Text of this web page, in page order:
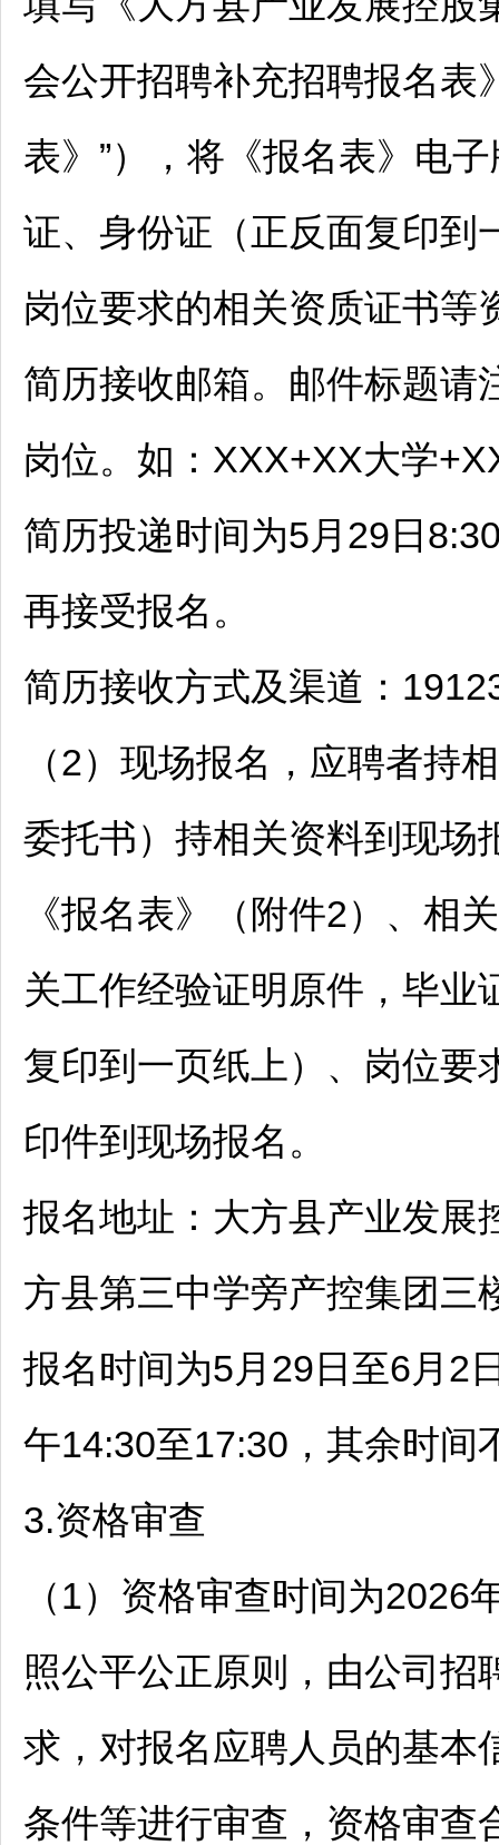
会公开招聘补充招聘报名表
表》”），将《报名表》电
证、身份证（正反面复印到
岗位要求的相关资质证书等
简历接收邮箱。邮件标题请
岗位。如：XXX+XX大学
简历投递时间为5月29日
再接受报名。
简历接收方式及渠道：
（2）现场报名，应聘者持
委托书）持相关资料到现场
《报名表》（附件2）、相
关工作经验证明原件，毕业
复印到一页纸上）、岗位要
印件到现场报名。
报名地址： 大方县产业发展
方县第三中学旁产控集团三
报名时间为5月29日至6月2
午14:30至17:30，其余时间
3.资格审查
（1）资格审查时间为
照公平公正原则，由公司 招
求，对报名应聘人员的基本
条件等进行审查，资格审查